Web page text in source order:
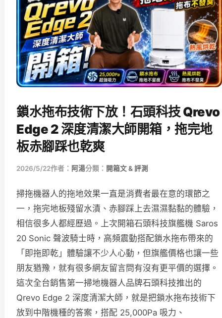
鎖水拖布技術下放！石頭科技 Qrevo
Edge 2 深度清潔大師開箱，拖完地
板赤腳踩也乾爽
2026/5/22作者： 阿湯分類： 開箱文 & 評測
掃拖機器人的拖地效果一直是消費者最在意的環節之
一，拖完地板殘留水漬、赤腳踩上去濕濕黏黏的體驗，
相信很多人都經歷過。上次開箱石頭科技旗艦機 Saros
20 Sonic 聲波騎士時，高頻震動搭配鎖水拖布帶來的
「即拖即乾」體驗讓不少人心動，但旗艦價格也讓一些
朋友猶豫，就有很多網友留言問有沒有更平價的選擇。
這次全台銷售第一掃地機器人品牌石頭科技推出的
Qrevo Edge 2 深度清潔大師，就是把鎖水拖布技術下
放到中階機種的答案，搭配 25,000Pa 吸力、